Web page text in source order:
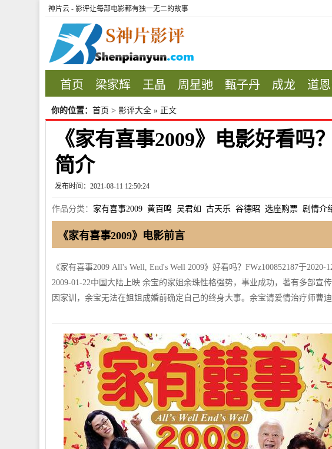
神片云 - 影评让每部电影都有独一无二的故事
首页 梁家辉 王晶 周星驰 甄子丹 成龙 道
你的位置： 首页 > 影评大全 » 正文
《家有喜事2009》电影好看吗
简介
发布时间：2021-08-11 12:50:24
作品分类： 家有喜事2009 黄百鸣 吴君如 古天乐 谷德昭 选座购票 剧情介
《家有喜事2009》电影前言
《家有喜事2009 All's Well, End's Well 2009》好看吗？FWz100852187于
2009-01-22中国大陆上映 余宝的家姐余珠性格强势，事业成功，著有多部宣
因家训，余宝无法在姐姐成婚前确定自己的终身大事。余宝请爱情治疗师曹